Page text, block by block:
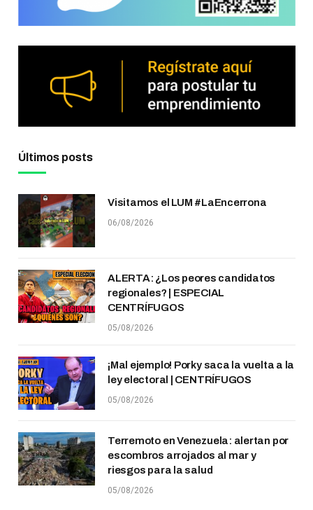
Últimos posts
Visitamos el LUM #LaEncerrona
06/08/2026
ALERTA: ¿Los peores candidatos
regionales? | ESPECIAL
CENTRÍFUGOS
05/08/2026
¡Mal ejemplo! Porky saca la vuelta a la
ley electoral | CENTRÍFUGOS
05/08/2026
Terremoto en Venezuela: alertan por
escombros arrojados al mar y
riesgos para la salud
05/08/2026